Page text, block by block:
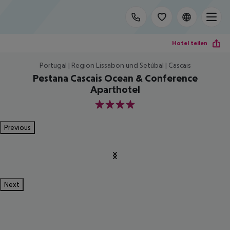
Hotel teilen
Portugal | Region Lissabon und Setúbal | Cascais
Pestana Cascais Ocean & Conference
Aparthotel
4
Previous
Next